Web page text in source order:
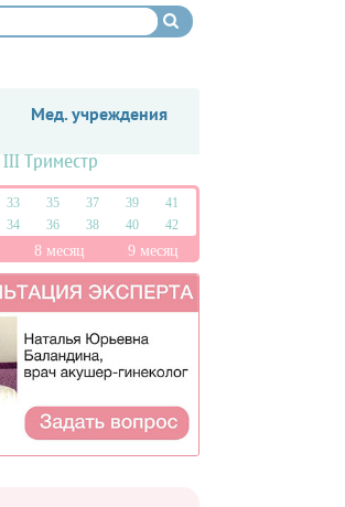
Мед. учреждения
III Триместр
33 35 37 39
41
34 36 38 40 42
8 месяц 9 месяц